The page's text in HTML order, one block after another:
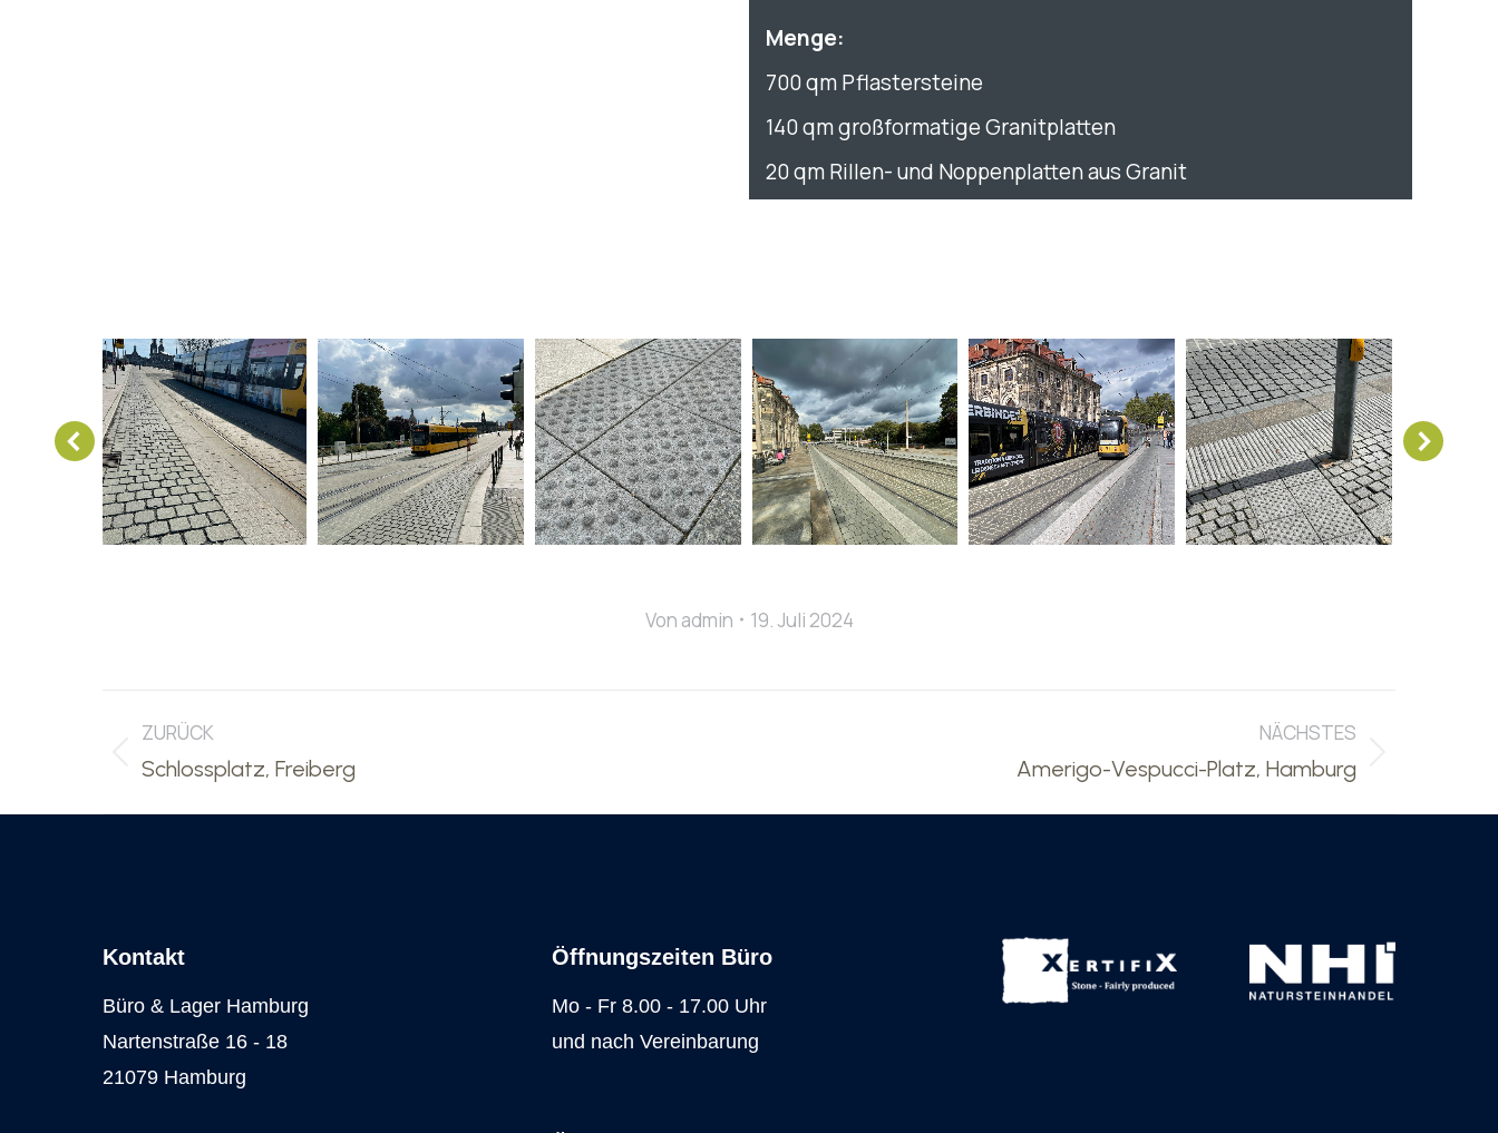
Menge:
700 qm Pflastersteine
140 qm großformatige Granitplatten
20 qm Rillen- und Noppenplatten aus Granit
Von admin 19. Juli 2024
Project
navigation
ZURÜCK
Previous
Schlossplatz, Freiberg
NÄCHSTES
Amerigo-Vespucci-Platz, Hamburg
Kontakt
Büro & Lager Hamburg
Nartenstraße 16 - 18
21079 Hamburg
Öffnungszeiten Büro
Mo - Fr 8.00 - 17.00 Uhr
und nach Vereinbarung